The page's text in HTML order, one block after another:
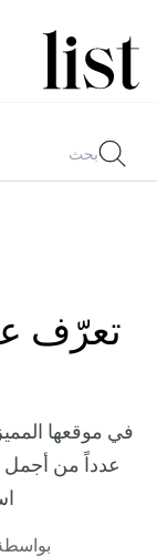
تعرّف
في موقعها
عدداً من أجمل